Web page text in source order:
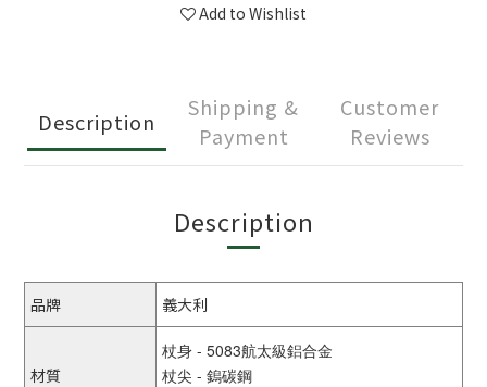
Add to Wishlist
Description
Shipping &
Payment
Customer
Reviews
Description
品牌 義大利
材質
杖身 - 5083航太級鋁合金
杖尖 - 鎢碳鋼